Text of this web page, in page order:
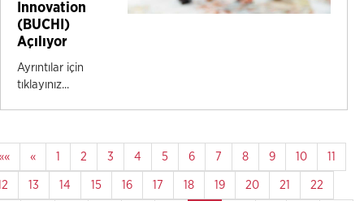
Innovation
(BUCHI)
Açılıyor
Ayrıntılar için
tıklayınız...
« 1 2 3 4 5 6 7 8 9 10 11
13 14 15 16 17 18 19 20 21 22